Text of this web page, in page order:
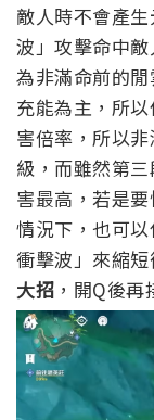
敵人時不會產
波」攻擊命中
為非滿命前的
充能為主，所
害倍率，所以
級，而雖然第
害最高，若是
情況下，也可
衝擊波」來縮
大招 ，開Q後再